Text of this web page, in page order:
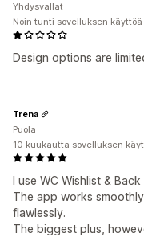
Design options are
Yhdysvallat
Noin tunti sovelluksen käyttöä
I use WC Wishlist &
The app works
flawlessly.
The biggest plus,
Trena
Puola
10 kuukautta sovelluksen